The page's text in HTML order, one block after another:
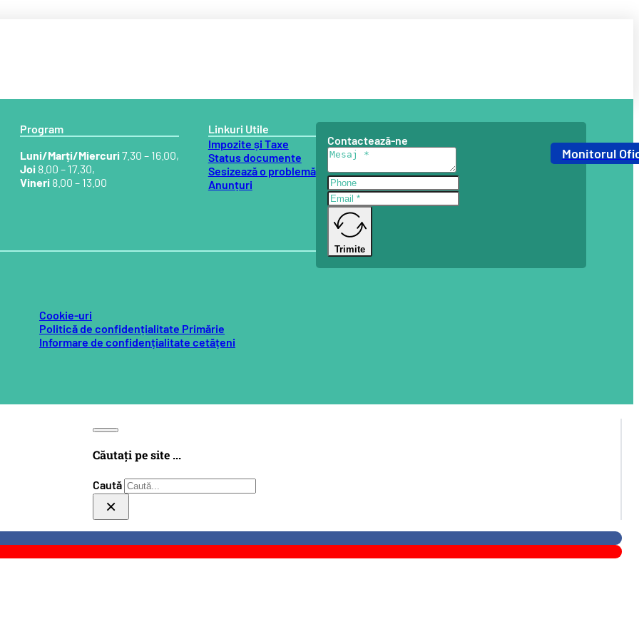
Căutați pe site ...
Caută
×
Monitorul
Program
Luni/Marți/Miercuri7.30 – 16.00,
Joi8.00 – 17.30,
Vineri8.00 – 13.00
Linkuri Utile
Impozite și Taxe
Status documente
Sesizează o problemă
Anunțuri
Cookie-uri
Politică de confidențialitate Primărie
Informare de confidențialitate cetățeni
Contactează-ne
Trimite